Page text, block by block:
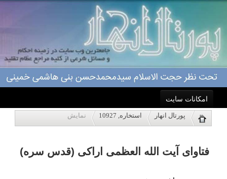
امکانات سایت
خانه
درباره ما
پورتال انهار استخاره, 10927 نمایش
موردی یافت نشد